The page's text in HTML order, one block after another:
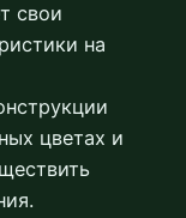
свои
на
цветах и